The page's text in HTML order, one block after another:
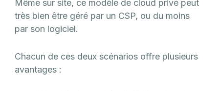
Même sur site, ce modèle de cloud privé peut
très bien être géré par un CSP, ou du moins
par son logiciel.
Chacun de ces deux scénarios offre plusieurs
avantages :